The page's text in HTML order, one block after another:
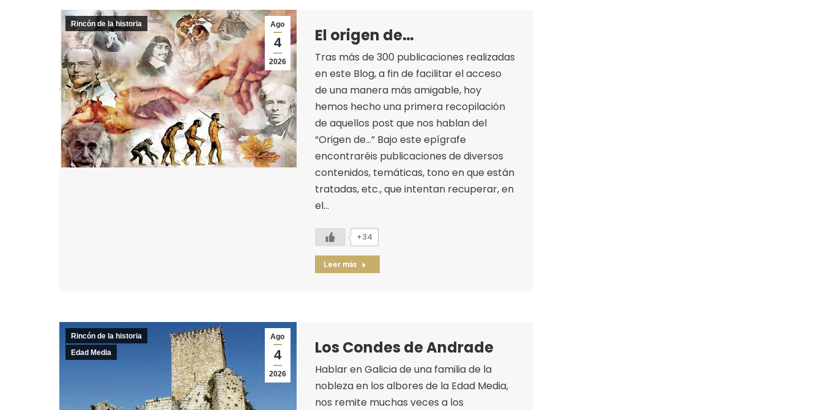
Ago
4
2026
Rincón de la historia
El origen de…
Tras más de 300 publicaciones realizadas
en este Blog, a fin de facilitar el acceso
de una manera más amigable, hoy
hemos hecho una primera recopilación
de aquellos post que nos hablan del
“Origen de…” Bajo este epígrafe
encontraréis publicaciones de diversos
contenidos, temáticas, tono en que están
tratadas, etc., que intentan recuperar, en
el…
+34
Leer más
Ago
4
2026
Rincón de la historia
Edad Media
Los Condes de Andrade
Hablar en Galicia de una familia de la
nobleza en los albores de la Edad Media,
nos remite muchas veces a los